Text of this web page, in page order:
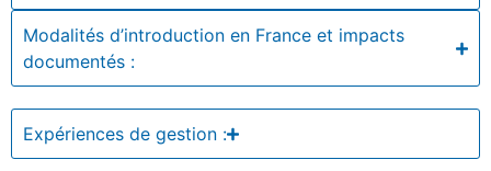
Modalités d’introduction en France et impacts
documentés :
Expériences de gestion :